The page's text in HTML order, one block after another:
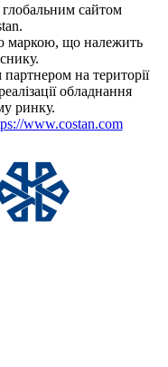
сайтом
маркою, що належить
на території
обладнання
ринку.
www.costan.com